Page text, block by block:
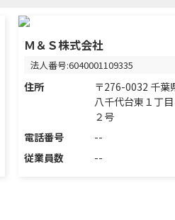
Ｍ＆Ｓ株式会社
法人番号:6040001109335
住所
〒276-0032 千葉
八千代台東１丁
２号
電話番号
--
従業員数
--